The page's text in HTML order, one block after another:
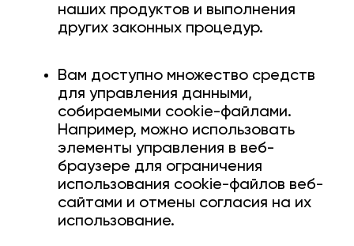
наших продуктов и выполнения
других законных процедур.
Вам доступно множество средств
для управления данными,
собираемыми cookie-файлами.
Например, можно использовать
элементы управления в веб-
браузере для ограничения
использования cookie-файлов веб-
сайтами и отмены согласия на их
использование.